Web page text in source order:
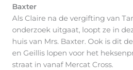
Baxter
Als Claire na de vergifting van
onderzoek uitgaat, loopt ze in
huis van Mrs. Baxter. Ook is dit
en Geillis lopen voor het
straat in vanaf Mercat Cross.